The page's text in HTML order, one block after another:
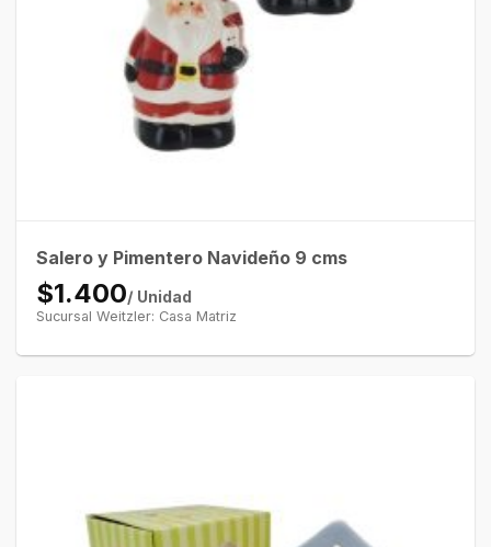
Salero y Pimentero Navideño 9 cms
$1.400/ Unidad
Sucursal Weitzler: Casa Matriz